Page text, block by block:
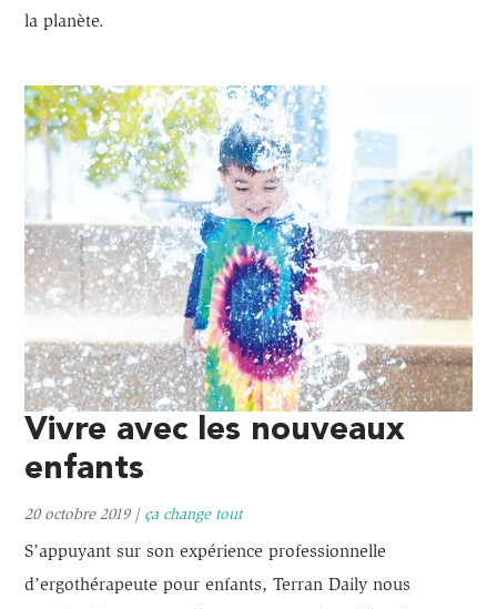
la planète.
Vivre avec les nouveaux
enfants
20 octobre 2019| ça change tout
S’appuyant sur son expérience professionnelle
d’ergothérapeute pour enfants, Terran Daily nous